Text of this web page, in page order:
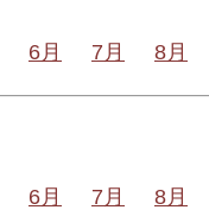
6月 7月 8月
6月 7月 8月